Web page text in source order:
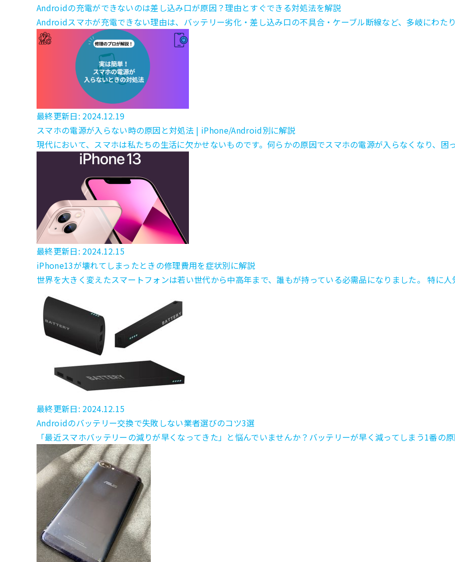
Androidの充電ができないのは差し込み口が原因？理由とすぐできる対処法を解説
Androidスマホが充電できない理由は、バッテリー劣化・差し込み口の不具合・ケーブル断線など、多岐にわた
最終更新日: 2024.12.19
スマホの電源が入らない時の原因と対処法 | iPhone/Android別に解説
現代において、スマホは私たちの生活に欠かせないものです。何らかの原因でスマホの電源が入らなくなり、困
最終更新日: 2024.12.15
iPhone13が壊れてしまったときの修理費用を症状別に解説
世界を大きく変えたスマートフォンは若い世代から中高年まで、誰もが持っている必需品になりました。 特に
最終更新日: 2024.12.15
Androidのバッテリー交換で失敗しない業者選びのコツ3選
「最近スマホバッテリーの減りが早くなってきた」と悩んでいませんか？バッテリーが早く減ってしまう1番の